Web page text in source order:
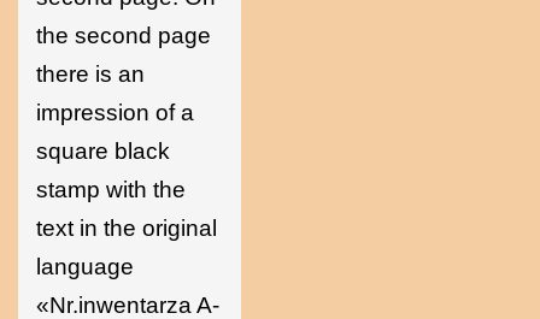
the second page
there is an
impression of a
square black
stamp with the
text in the original
language
«Nr.inwentarza A-